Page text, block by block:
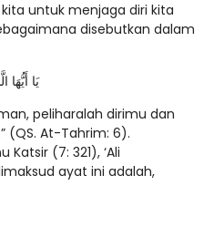
untuk menjaga diri kita
disebutkan dalam
يَا أَيُّهَا
peliharalah dirimu dan
(QS. At-Tahrim: 6).
(7: 321), ‘Ali
ayat ini adalah,